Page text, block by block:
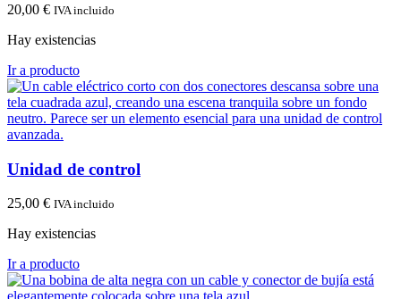
20,00 € IVA incluido
Hay existencias
Ir a producto
Unidad de control
25,00 € IVA incluido
Hay existencias
Ir a producto